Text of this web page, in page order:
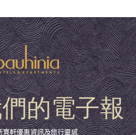
的電子報
寶軒優惠資訊及旅行靈感